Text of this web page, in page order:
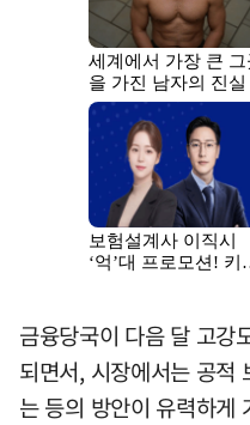
금융당국이 다음 달 고강
되면서, 시장에서는 공적
는 등의 방안이 유력하게